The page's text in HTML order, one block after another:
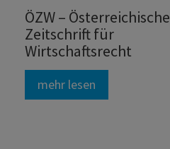
ÖZW – Österreichische
Zeitschrift für
Wirtschaftsrecht
mehr lesen